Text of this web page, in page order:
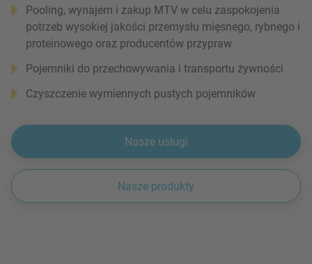
Pooling, wynajem i zakup MTV w celu zaspokojenia
potrzeb wysokiej jakości przemysłu mięsnego, rybnego i
proteinowego oraz producentów przypraw
Pojemniki do przechowywania i transportu żywności
Czyszczenie wymiennych pustych pojemników
Nasze usługi
Nasze produkty